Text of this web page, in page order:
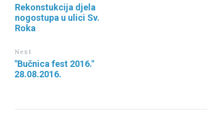
Rekonstukcija djela
nogostupa u ulici Sv.
Roka
Next
"Bučnica fest 2016."
28.08.2016.